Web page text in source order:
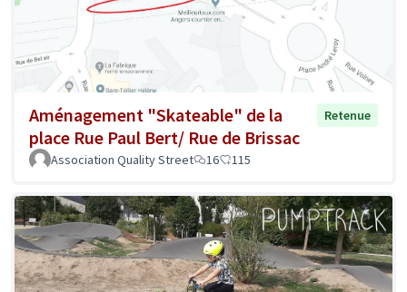
Aménagement "Skateable" de la
place Rue Paul Bert/ Rue de Brissac
Retenue
Association Quality Street 16 115